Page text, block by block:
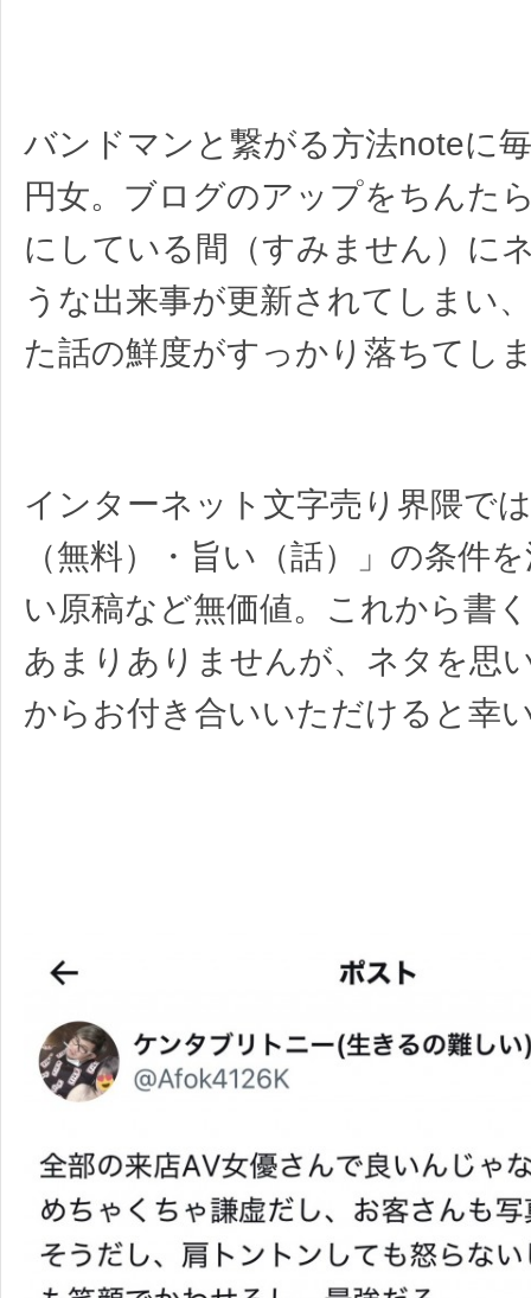
バンドマンと繋がる方法noteに
円女。ブログのアップをちんた
にしている間（すみません）に
うな出来事が更新されてしまい
た話の鮮度がすっかり落ちてし
インターネット文字売り界隈で
（無料）・旨い（話）」の条件
い原稿など無価値。これから書
あまりありませんが、ネタを思
からお付き合いいただけると幸